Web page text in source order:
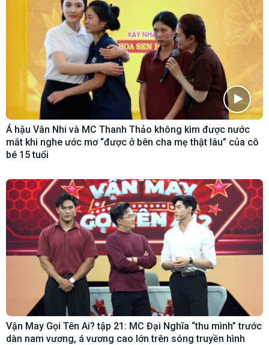
Á hậu Vân Nhi và MC Thanh Thảo không kìm được nước
mắt khi nghe ước mơ “được ở bên cha mẹ thật lâu” của cô
bé 15 tuổi
Vận May Gọi Tên Ai? tập 21: MC Đại Nghĩa “thu mình” trước
dàn nam vương, á vương cao lớn trên sóng truyền hình